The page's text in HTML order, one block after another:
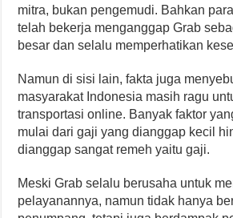
mitra, bukan pengemudi. Bahkan
telah bekerja menganggap Grab
besar dan selalu memperhatikan
Namun di sisi lain, fakta juga
masyarakat Indonesia masih ragu
transportasi online. Banyak faktor
mulai dari gaji yang dianggap kecil
dianggap sangat remeh yaitu gaji.
Meski Grab selalu berusaha untuk
pelayanannya, namun tidak hanya